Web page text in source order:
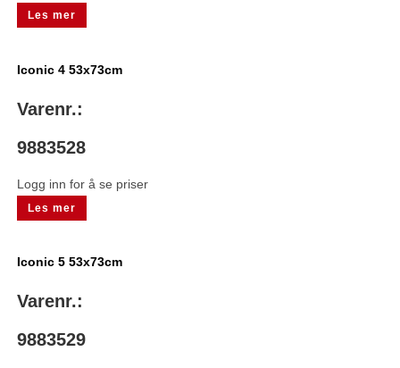
Les mer
Iconic 4 53x73cm
Varenr.:
9883528
Logg inn for å se priser
Les mer
Iconic 5 53x73cm
Varenr.:
9883529